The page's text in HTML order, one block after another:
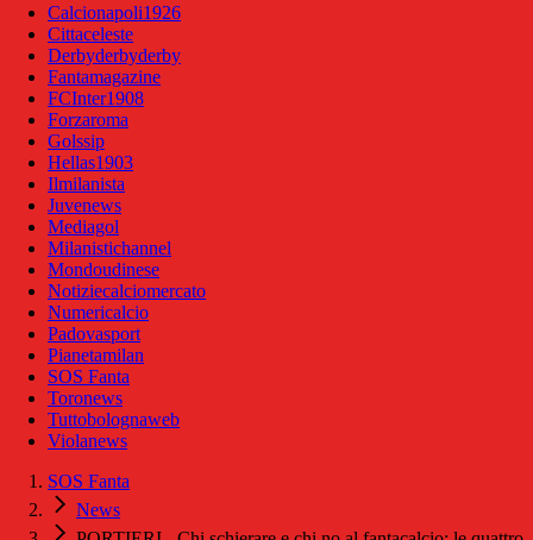
Calcionapoli1926
Cittaceleste
Derbyderbyderby
Fantamagazine
FCInter1908
Forzaroma
Golssip
Hellas1903
Ilmilanista
Juvenews
Mediagol
Milanistichannel
Mondoudinese
Notiziecalciomercato
Numericalcio
Padovasport
Pianetamilan
SOS Fanta
Toronews
Tuttobolognaweb
Violanews
SOS Fanta
News